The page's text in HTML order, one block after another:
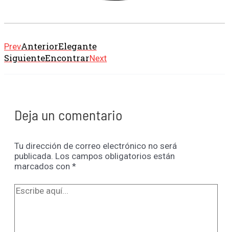
PrevAnteriorElegante
SiguienteEncontrarNext
Deja un comentario
Tu dirección de correo electrónico no será
publicada. Los campos obligatorios están
marcados con *
Escribe